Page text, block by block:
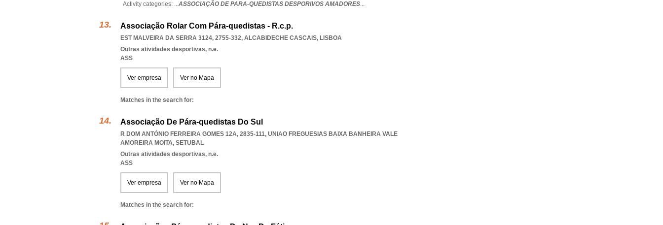
Activity categories: ...ASSOCIAÇÃO DE PARA-QUEDISTAS DESPORIVOS AMADORES...
Associação Rolar Com Pára-quedistas - R.c.p.
EST MALVEIRA DA SERRA 3124, 2755-332, ALCABIDECHE CASCAIS, LISBOA
Outras atividades desportivas, n.e.
ASS
Ver empresa Ver no Mapa
Matches in the search for:
Associação De Pára-quedistas Do Sul
R DOM ANTÓNIO FERREIRA GOMES 12A, 2835-111, UNIAO FREGUESIAS BAIXA BANHEIRA VALE
AMOREIRA MOITA, SETUBAL
Outras atividades desportivas, n.e.
ASS
Ver empresa Ver no Mapa
Matches in the search for: